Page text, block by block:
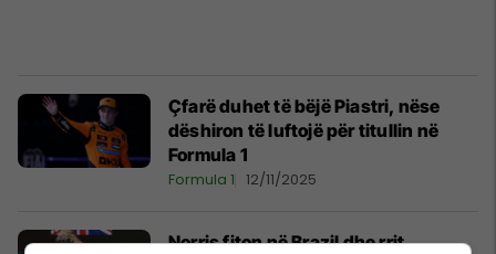
Çfarë duhet të bëjë Piastri, nëse
dëshiron të luftojë për titullin në
Formula 1
Formula 1 12/11/2025
Norris fiton në Brazil dhe rrit